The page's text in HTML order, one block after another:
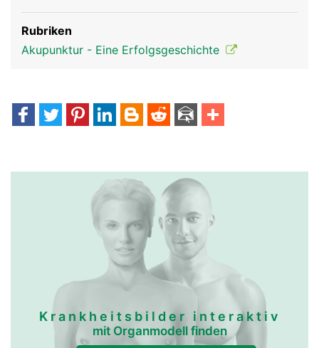
Rubriken
Akupunktur - Eine Erfolgsgeschichte
Krankheitsbilder interaktiv
mit Organmodell finden